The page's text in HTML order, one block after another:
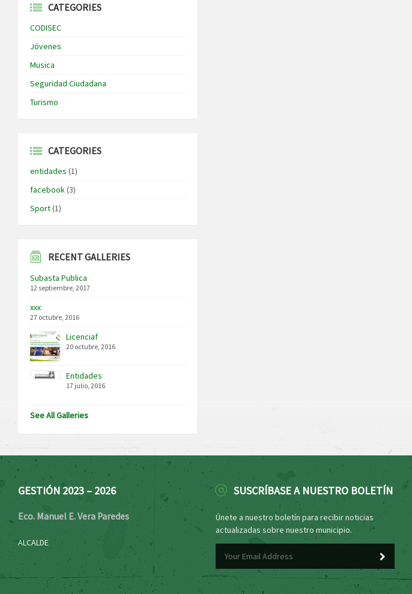
CATEGORIES
CODISEC
Jóvenes
Musica
Seguridad Ciudadana
Turismo
CATEGORIES
entidades (1)
facebook(3)
Sport(1)
RECENT GALLERIES
Subasta Publica
12 septiembre, 2017
xxx
27 octubre, 2016
Licenciaf
20 octubre, 2016
Entidades
17 julio, 2016
See All Galleries
GESTIÓN 2023 – 2026
Eco. Manuel E. Vera Paredes
ALCALDE
SUSCRÍBASE A NUESTRO BOLETÍN
Únete a nuestro boletín para recibir noticias
actualizadas sobre nuestro municipio.